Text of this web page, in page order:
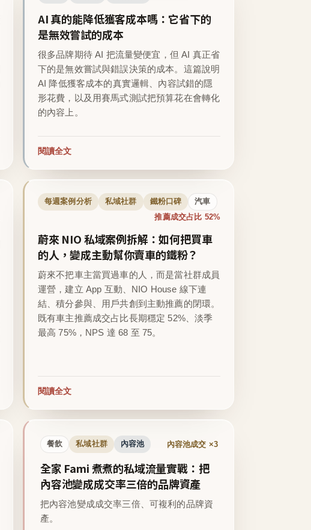
AI 真的能降低獲客成本嗎：它省下的
是無效嘗試的成本
很多品牌期待 AI 把流量變便宜，但 AI 真正省
下的是無效嘗試與錯誤決策的成本。這篇說明
AI 降低獲客成本的真實邏輯、內容試錯的隱
形花費，以及用賽馬式測試把預算花在會轉化
的內容上。
閱讀全文
每週案例分析 私域社群 鐵粉口碑 汽車
推薦成交占比 52%
蔚來 NIO 私域案例拆解：如何把買車
的人，變成主動幫你賣車的鐵粉？
蔚來不把車主當買過車的人，而是當社群成員
運營，建立 App 互動、NIO House 線下連
結、積分參與、用戶共創到主動推薦的閉環。
既有車主推薦成交占比長期穩定 52%、淡季
最高 75%，NPS 達 68 至 75。
閱讀全文
餐飲 私域社群 內容池 內容池成交 ×3
全家 Fami 煮煮的私域流量實戰：把
內容池變成成交率三倍的品牌資產
把內容池變成成交率三倍、可複利的品牌資
產。